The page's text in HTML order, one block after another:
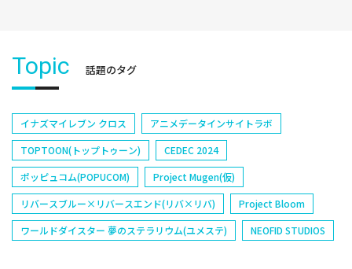
Topic 話題のタグ
イナズマイレブン クロス
アニメデータインサイトラボ
TOPTOON(トップトゥーン)
CEDEC 2024
ポッピュコム(POPUCOM)
Project Mugen(仮)
リバースブルー×リバースエンド(リバ×リバ)
Project Bloom
ワールドダイスター 夢のステラリウム(ユメステ)
NEOFID STUDIOS